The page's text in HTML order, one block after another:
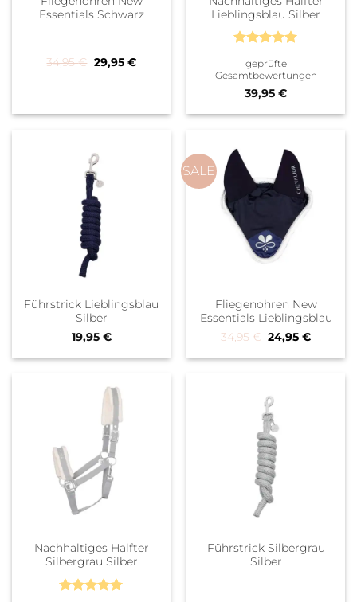
Essentials Schwarz
34,95€ Ursprünglicher Preis war: 34,95 €
29,95 €Aktueller Preis ist: 29,95 €.
Lieblingsblau Silber
mit5von
5
geprüfte
Gesamtbewertungen
39,95 €
Führstrick Lieblingsblau
Silber
19,95 €
SALE
Fliegenohren New
Essentials Lieblingsblau
34,95€ Ursprünglicher
24,95€
Nachhaltiges Halfter
Silbergrau Silber
Führstrick Silbergrau
Silber